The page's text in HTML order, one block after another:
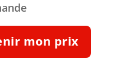
mon prix